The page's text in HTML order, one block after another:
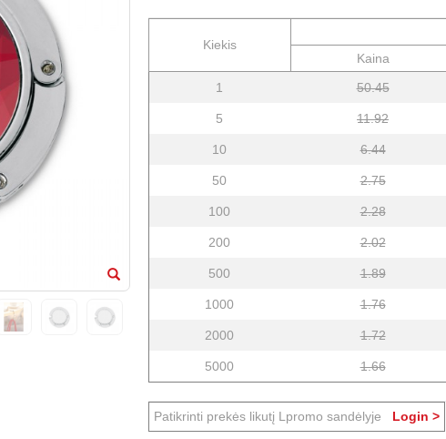
Kiekis
Kaina
1
50.45
5 11.92
10 6.44
50 2.75
100 2.28
200 2.02
500 1.89
1000 1.76
2000 1.72
5000 1.66
Patikrinti prekės likutį Lpromo sandėlyje Login >